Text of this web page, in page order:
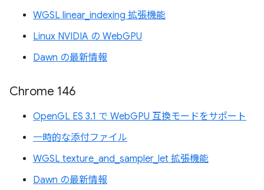
WGSL linear_indexing 拡張機能
Linux NVIDIA の WebGPU
Dawn の最新情報
Chrome 146
OpenGL ES 3.1 で WebGPU 互換モードをサポート
一時的な添付ファイル
WGSL texture_and_sampler_let 拡張機能
Dawn の最新情報